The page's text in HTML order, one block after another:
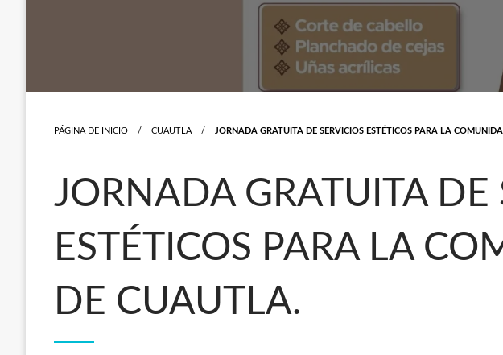
PÁGINA DE INICIO CUAUTLA JORNADA GRATUITA DE SERVICIOS ESTÉTICOS PARA LA
JORNADA GRATUITA DE
ESTÉTICOS PARA LA
DE CUAUTLA.